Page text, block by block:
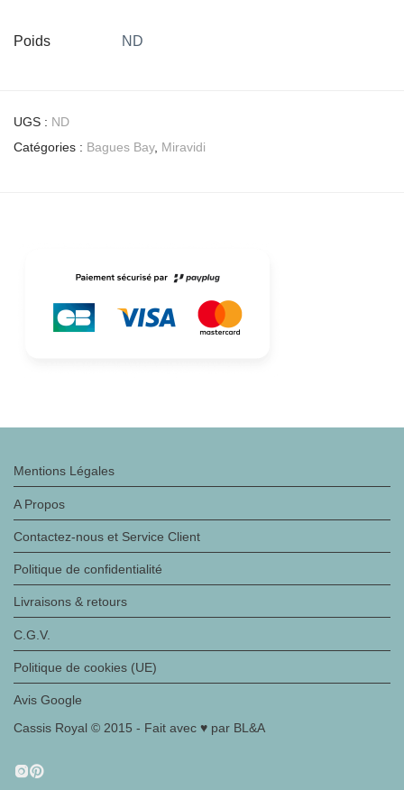
Poids ND
UGS : ND
Catégories : Bagues Bay, Miravidi
Mentions Légales
A Propos
Contactez-nous et Service Client
Politique de confidentialité
Livraisons & retours
C.G.V.
Politique de cookies (UE)
Avis Google
Cassis Royal © 2015 - Fait avec ♥ par BL&A